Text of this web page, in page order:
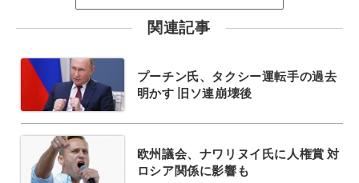
関連記事
プーチン氏、タクシー運転手の過去
明かす 旧ソ連崩壊後
欧州議会、ナワリヌイ氏に人権賞 対
ロシア関係に影響も